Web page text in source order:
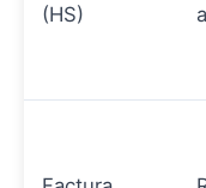
(HS)